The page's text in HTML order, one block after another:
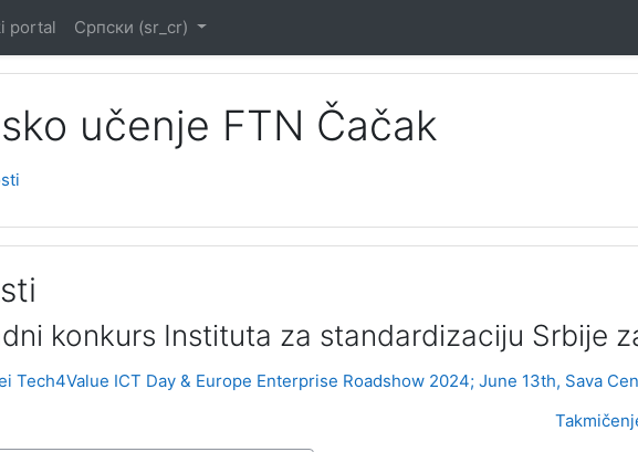
portal Српски ‎(sr_cr)‎
učenje FTN Čačak
konkurs Instituta za standardizaciju Srbije
Tech4Value ICT Day & Europe Enterprise Roadshow 2024; June 13th, Sava